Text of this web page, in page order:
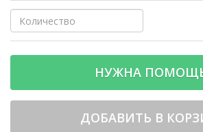
НУЖНА
ДОБАВИТЬ В